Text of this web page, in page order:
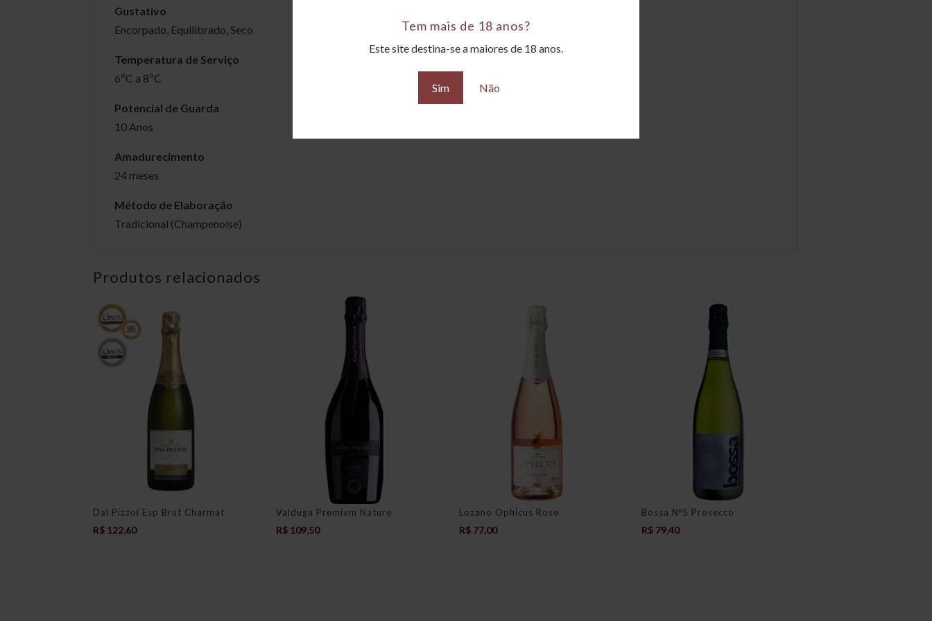
Tem mais de 18 anos?
Este site destina-se a maiores de 18 anos.
Sim Não
Gustativo
Encorpado, Equilibrado, Seco
Temperatura de Serviço
6ºC a 8ºC
Potencial de Guarda
10 Anos
Amadurecimento
24 meses
Método de Elaboração
Tradicional (Champenoise)
Produtos relacionados
Dal Pizzol Esp Brut Charmat
R$ 122,60
Valduga Premivm Nature
R$ 109,50
Lozano Ophicus Rose
R$77,00
Bossa Nº5 Prosecco
R$ 79,40